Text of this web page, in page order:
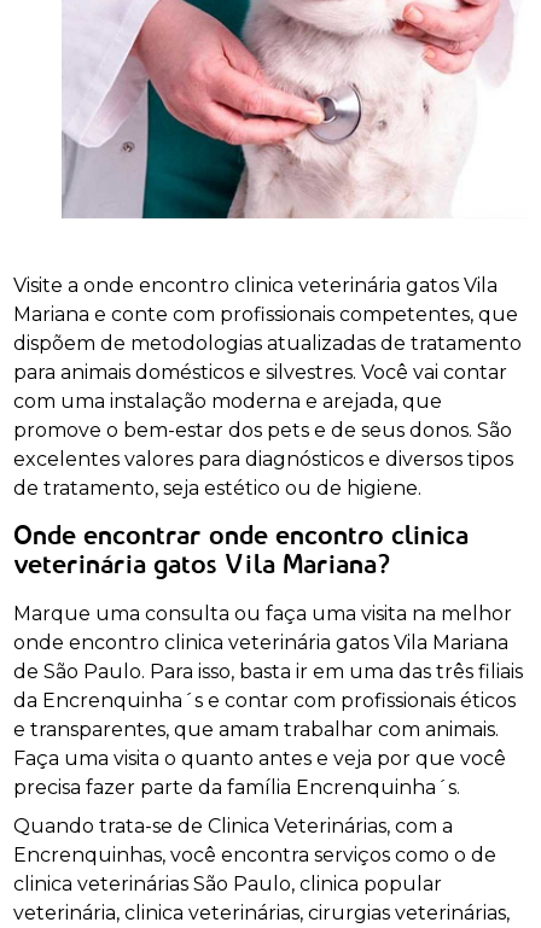
Visite a onde encontro clinica veterinária gatos Vila
Mariana e conte com profissionais competentes, que
dispõem de metodologias atualizadas de tratamento
para animais domésticos e silvestres. Você vai contar
com uma instalação moderna e arejada, que
promove o bem-estar dos pets e de seus donos. São
excelentes valores para diagnósticos e diversos tipos
de tratamento, seja estético ou de higiene.
Onde encontrar onde encontro clinica
veterinária gatos Vila Mariana?
Marque uma consulta ou faça uma visita na melhor
onde encontro clinica veterinária gatos Vila Mariana
de São Paulo. Para isso, basta ir em uma das três filiais
da Encrenquinha´s e contar com profissionais éticos
e transparentes, que amam trabalhar com animais.
Faça uma visita o quanto antes e veja por que você
precisa fazer parte da família Encrenquinha´s.
Quando trata-se de Clinica Veterinárias, com a
Encrenquinhas, você encontra serviços como o de
clinica veterinárias São Paulo, clinica popular
veterinária, clinica veterinárias, cirurgias veterinárias,